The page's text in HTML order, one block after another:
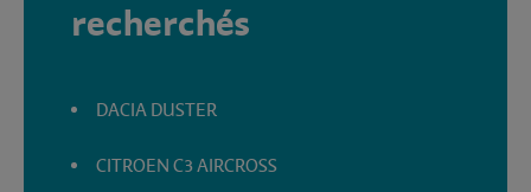
recherchés
DACIA DUSTER
CITROEN C3 AIRCROSS